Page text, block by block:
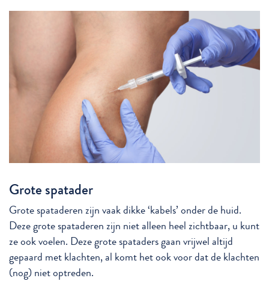
Grote spatader
Grote spataderen zijn vaak dikke ‘kabels’ onder de huid.
Deze grote spataderen zijn niet alleen heel zichtbaar, u kunt
ze ook voelen. Deze grote spataders gaan vrijwel altijd
gepaard met klachten, al komt het ook voor dat de klachten
(nog) niet optreden.